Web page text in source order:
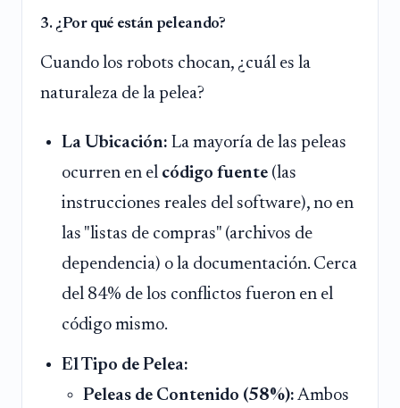
3. ¿Por qué están peleando?
Cuando los robots chocan, ¿cuál es la
naturaleza de la pelea?
La Ubicación: La mayoría de las peleas
ocurren en el código fuente (las
instrucciones reales del software), no en
las "listas de compras" (archivos de
dependencia) o la documentación. Cerca
del 84% de los conflictos fueron en el
código mismo.
El Tipo de Pelea:
Peleas de Contenido (58%): Ambos